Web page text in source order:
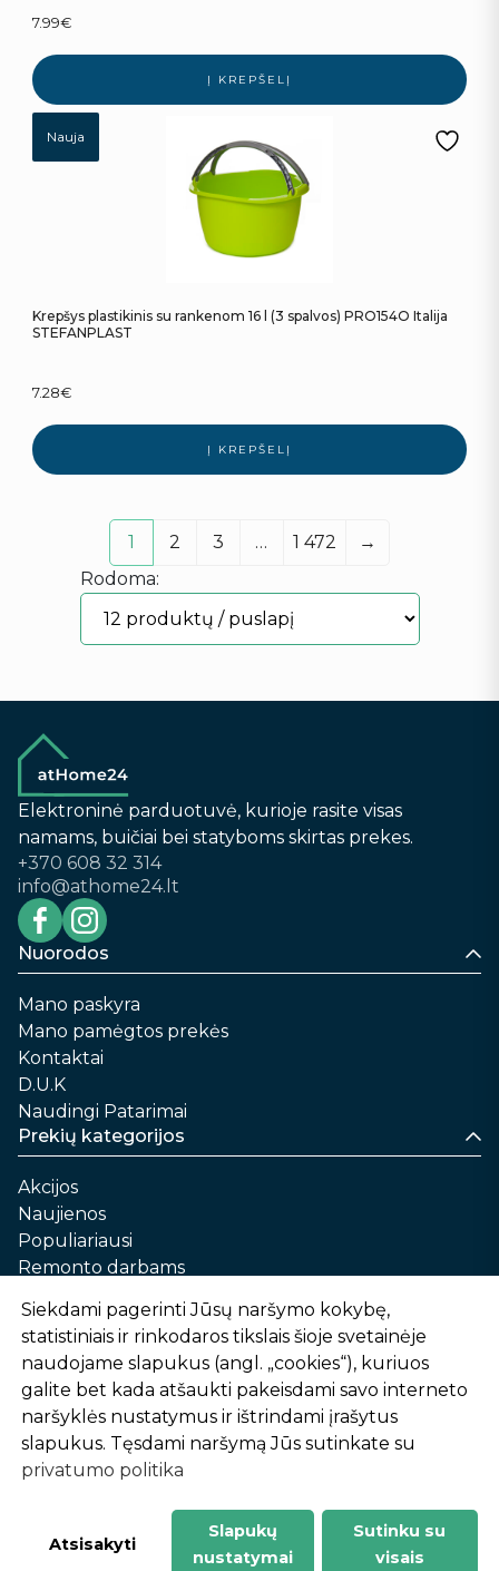
7.99€
Į KREPŠELĮ
Nauja
Krepšys plastikinis su rankenom 16 l (3 spalvos) PRO154O Italija
STEFANPLAST
7.28€
Į KREPŠELĮ
1 2 3 … 1 472
→
Rodoma:
Elektroninė parduotuvė, kurioje rasite visas
namams, buičiai bei statyboms skirtas prekes.
+370 608 32 314
info@athome24.lt
Nuorodos
Mano paskyra
Mano pamėgtos prekės
Kontaktai
D.U.K
Naudingi Patarimai
Prekių kategorijos
Akcijos
Naujienos
Populiariausi
Remonto darbams
Automobilių priežiūrai
Sodui ir daržui
Informacija
Apie mus
Prekių pirkimo – pardavimo taisyklės
Prekių pristatymas ir atsiėmimas
Siekdami pagerinti Jūsų naršymo kokybę,
statistiniais ir rinkodaros tikslais šioje svetainėje
naudojame slapukus (angl. „cookies“), kuriuos
galite bet kada atšaukti pakeisdami savo interneto
naršyklės nustatymus ir ištrindami įrašytus
slapukus. Tęsdami naršymą Jūs sutinkate su
privatumo politika
Atsisakyti
Slapukų
nustatymai
Sutinku su
visais
-
1
2
%
n
u
o
l
a
i
d